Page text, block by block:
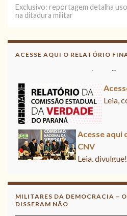
Exclusivo: reportagem detalha
na ditadura militar
ACESSE AQUI O RELATÓRIO
Acesse aqui
CNV
Leia,
Acesse aqui
CNV
Leia, divulgue!
MILITARES DA DEMOCRACIA –
DISSERAM NÃO